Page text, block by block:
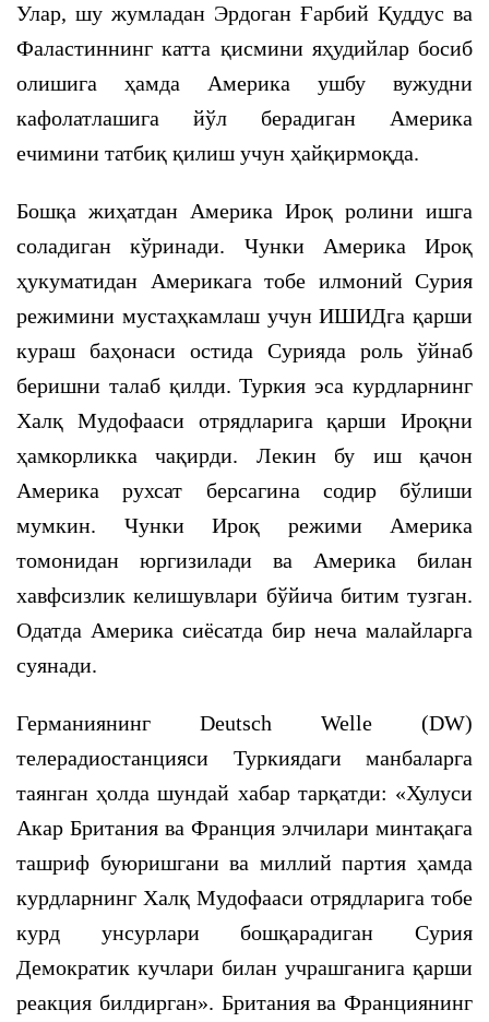
Улар, шу жумладан Эрдоган Ғарбий Қуддус ва
Фаластиннинг катта қисмини яҳудийлар босиб
олишига ҳамда Америка ушбу вужудни
кафолатлашига йўл берадиган Америка
ечимини татбиқ қилиш учун ҳайқирмоқда.
Бошқа жиҳатдан Америка Ироқ ролини ишга
соладиган кўринади. Чунки Америка Ироқ
ҳукуматидан Америкага тобе илмоний Сурия
режимини мустаҳкамлаш учун ИШИДга қарши
кураш баҳонаси остида Сурияда роль ўйнаб
беришни талаб қилди. Туркия эса курдларнинг
Халқ Мудофааси отрядларига қарши Ироқни
ҳамкорликка чақирди. Лекин бу иш қачон
Америка рухсат берсагина содир бўлиши
мумкин. Чунки Ироқ режими Америка
томонидан юргизилади ва Америка билан
хавфсизлик келишувлари бўйича битим тузган.
Одатда Америка сиёсатда бир неча малайларга
суянади.
Германиянинг Deutsch Welle (DW)
телерадиостанцияси Туркиядаги манбаларга
таянган ҳолда шундай хабар тарқатди: «Хулуси
Акар Британия ва Франция элчилари минтақага
ташриф буюришгани ва миллий партия ҳамда
курдларнинг Халқ Мудофааси отрядларига тобе
курд унсурлари бошқарадиган Сурия
Демократик кучлари билан учрашганига қарши
реакция билдирган». Британия ва Франциянинг